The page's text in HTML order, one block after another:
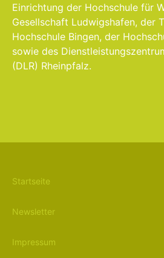
Einrichtung der Hochschule für
Gesellschaft Ludwigshafen, der
Hochschule Bingen, der
sowie des
(DLR) Rheinpfalz.
Startseite
Newsletter
Impressum